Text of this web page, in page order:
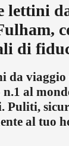
lettini
di
da viaggio
al
Puliti,
al tuo